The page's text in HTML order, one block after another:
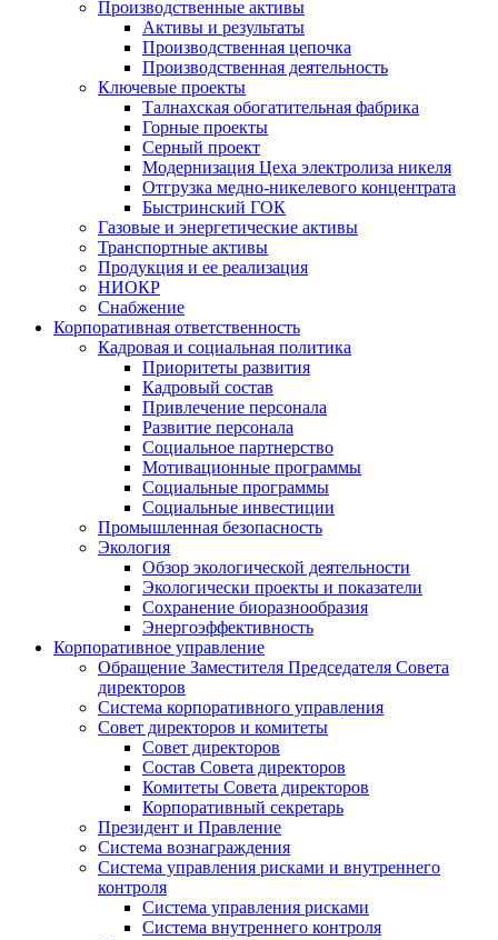
Производственные активы
Активы и результаты
Производственная цепочка
Производственная деятельность
Ключевые проекты
Талнахская обогатительная фабрика
Горные проекты
Серный проект
Модернизация Цеха электролиза никеля
Отгрузка медно-никелевого концентрата
Быстринский ГОК
Газовые и энергетические активы
Транспортные активы
Продукция и ее реализация
НИОКР
Снабжение
Корпоративная ответственность
Кадровая и социальная политика
Приоритеты развития
Кадровый состав
Привлечение персонала
Развитие персонала
Социальное партнерство
Мотивационные программы
Социальные программы
Социальные инвестиции
Промышленная безопасность
Экология
Обзор экологической деятельности
Экологически проекты и показатели
Сохранение биоразнообразия
Энергоэффективность
Корпоративное управление
Обращение Заместителя Председателя Совета
директоров
Система корпоративного управления
Совет директоров и комитеты
Совет директоров
Состав Совета директоров
Комитеты Совета директоров
Корпоративный секретарь
Президент и Правление
Система вознаграждения
Система управления рисками и внутреннего
контроля
Система управления рисками
Система внутреннего контроля